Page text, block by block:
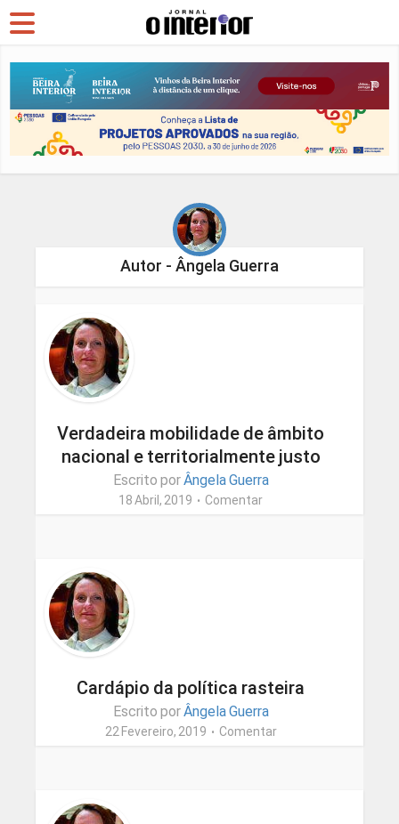
Autor - Ângela Guerra
Verdadeira mobilidade de âmbito
nacional e territorialmente justo
Escrito porÂngela Guerra
18 Abril, 2019 Comentar
Cardápio da política rasteira
Escrito porÂngela Guerra
22 Fevereiro, 2019 Comentar